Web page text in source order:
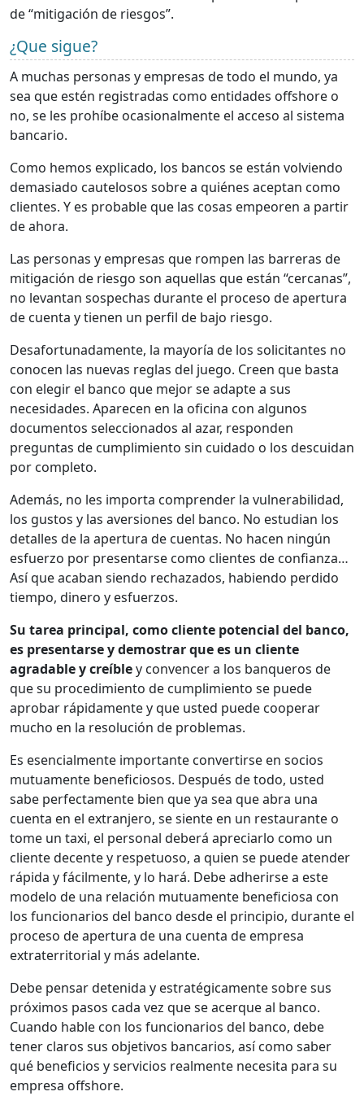
de “mitigación de riesgos”.
¿Que sigue?
A muchas personas y empresas de todo el mundo, ya
sea que estén registradas como entidades offshore o
no, se les prohíbe ocasionalmente el acceso al sistema
bancario.
Como hemos explicado, los bancos se están volviendo
demasiado cautelosos sobre a quiénes aceptan como
clientes. Y es probable que las cosas empeoren a partir
de ahora.
Las personas y empresas que rompen las barreras de
mitigación de riesgo son aquellas que están “cercanas”,
no levantan sospechas durante el proceso de apertura
de cuenta y tienen un perfil de bajo riesgo.
Desafortunadamente, la mayoría de los solicitantes no
conocen las nuevas reglas del juego. Creen que basta
con elegir el banco que mejor se adapte a sus
necesidades. Aparecen en la oficina con algunos
documentos seleccionados al azar, responden
preguntas de cumplimiento sin cuidado o los descuidan
por completo.
Además, no les importa comprender la vulnerabilidad,
los gustos y las aversiones del banco. No estudian los
detalles de la apertura de cuentas. No hacen ningún
esfuerzo por presentarse como clientes de confianza…
Así que acaban siendo rechazados, habiendo perdido
tiempo, dinero y esfuerzos.
Su tarea principal, como cliente potencial del banco,
es presentarse y demostrar que es un cliente
agradable y creíbley convencer a los banqueros de
que su procedimiento de cumplimiento se puede
aprobar rápidamente y que usted puede cooperar
mucho en la resolución de problemas.
Es esencialmente importante convertirse en socios
mutuamente beneficiosos. Después de todo, usted
sabe perfectamente bien que ya sea que abra una
cuenta en el extranjero, se siente en un restaurante o
tome un taxi, el personal deberá apreciarlo como un
cliente decente y respetuoso, a quien se puede atender
rápida y fácilmente, y lo hará. Debe adherirse a este
modelo de una relación mutuamente beneficiosa con
los funcionarios del banco desde el principio, durante el
proceso de apertura de una cuenta de empresa
extraterritorial y más adelante.
Debe pensar detenida y estratégicamente sobre sus
próximos pasos cada vez que se acerque al banco.
Cuando hable con los funcionarios del banco, debe
tener claros sus objetivos bancarios, así como saber
qué beneficios y servicios realmente necesita para su
empresa offshore.